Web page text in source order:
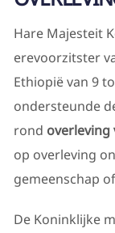
Hare Majesteit
erevoorzitster
Ethiopië van 9
ondersteunde
rond overleving
op overleving
gemeenschap
De Koninklijke